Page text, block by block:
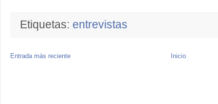
Etiquetas: entrevistas
Entrada más reciente Inicio